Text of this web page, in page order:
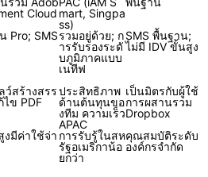
Cloud mart, Singpa
ss)
Pro; SMSรวมอยู่ด้วย; ก
ารรับรองระดั
บภูมิภาคแบบ
เนทีฟ
SMS พื้นฐาน;
ไม่มี IDV ขั้นสูง
ว์สร้างสรร
ไข PDF
ประสิทธิภาพ
ด้านต้นทุนขอ
งทีม ความเร็ว
APAC
เป็นมิตรกับผู้ใช้
การผสานรวม
Dropbox
งมีค่าใช้จ่า การรับรู้ในสห
รัฐอเมริกาน้อ
ยกว่า
คุณสมบัติระดับ
องค์กรจำกัด